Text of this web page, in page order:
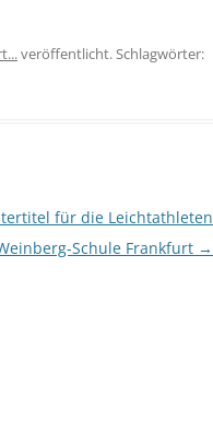
veröffentlicht. Schlagwörter:
für die Leichtathleten
Schule Frankfurt →